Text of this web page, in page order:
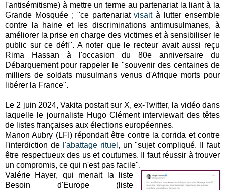
l'antisémitisme) à mettre un terme au partenariat la liant à la
Grande Mosquée ; "ce partenariatvisaità lutter ensemble
contre la haine et les discriminations antimusulmanes, à
améliorer la prise en charge des victimes et à sensibiliser le
public sur ce défi". A noter que le recteur avait aussi reçu
Rima Hassan à l'occasion du 80e anniversaire du
Débarquement pour rappeler le "souvenir des centaines de
milliers de soldats musulmans venus d'Afrique morts pour
libérer la France".
Le 2 juin 2024, Vakita postait sur X, ex-Twitter, la vidéo dans
laquelle le journaliste Hugo Clément interviewait des têtes
de listes françaises aux élections européennes.
Manon Aubry (LFI) répondait être contre la corrida et contre
l'interdiction de l'abattage rituel , un "sujet compliqué. Il faut
être respectueux des us et coutumes. Il faut réussir à trouver
un compromis, ce qui n'est pas facile".
Valérie Hayer, qui menait la liste
Besoin d'Europe (liste